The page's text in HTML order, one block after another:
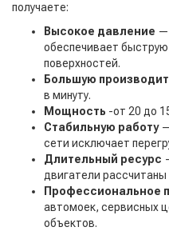
получаете:
Высокое давление —
обеспечивает
поверхностей.
Большую
в минуту.
Мощность -от 20 до
Стабильную работу—
сети исключает
Длительный ресурс
двигатели
Профессиональное
автомоек, сервисных
объектов.